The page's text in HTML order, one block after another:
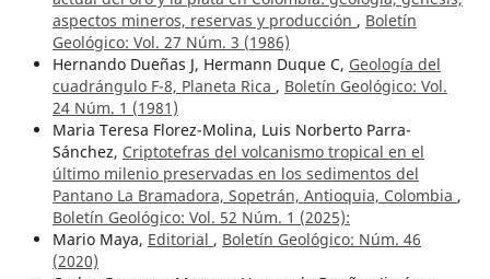
aspectos mineros, reservas y producción , Boletín
Geológico: Vol. 27 Núm. 3 (1986)
Hernando Dueñas J, Hermann Duque C, Geología del
cuadrángulo F-8, Planeta Rica , Boletín Geológico: Vol.
24 Núm. 1 (1981)
Maria Teresa Florez-Molina, Luis Norberto Parra-
Sánchez, Criptotefras del volcanismo tropical en el
último milenio preservadas en los sedimentos del
Pantano La Bramadora, Sopetrán, Antioquia, Colombia ,
Boletín Geológico: Vol. 52 Núm. 1 (2025):
Mario Maya, Editorial , Boletín Geológico: Núm. 46
(2020)